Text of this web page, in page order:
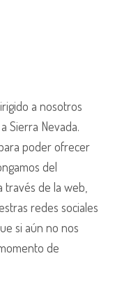
a nosotros
Sierra Nevada.
poder ofrecer
del
de la web,
redes sociales
si aún no nos
de